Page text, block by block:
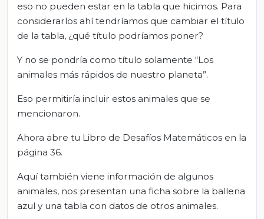
eso no pueden estar en la tabla que hicimos. Para
considerarlos ahí tendríamos que cambiar el título
de la tabla, ¿qué título podríamos poner?
Y no se pondría como título solamente “Los
animales más rápidos de nuestro planeta”.
Eso permitiría incluir estos animales que se
mencionaron.
Ahora abre tu Libro de Desafíos Matemáticos en la
página 36.
Aquí también viene información de algunos
animales, nos presentan una ficha sobre la ballena
azul y una tabla con datos de otros animales.